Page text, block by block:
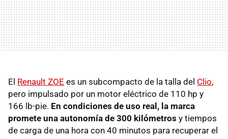
El Renault ZOE es un subcompacto de la talla del Clio,
pero impulsado por un motor eléctrico de 110 hp y
166 lb-pie. En condiciones de uso real, la marca
promete una autonomía de 300 kilómetros y tiempos
de carga de una hora con 40 minutos para recuperar el